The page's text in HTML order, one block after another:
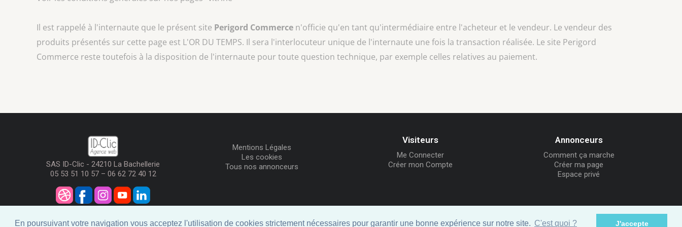
En poursuivant votre navigation vous acceptez l'utilisation de cookies strictement nécessaires pour garantir une bonne expérience sur notre site. C'est quoi ? J'accepte
Il est rappelé à l'internaute que le présent site Perigord Commerce n'officie qu'en tant qu'intermédiaire entre l'acheteur et le vendeur. Le vendeur des
produits présentés sur cette page est L'OR DU TEMPS. Il sera l'interlocuteur unique de l'internaute une fois la transaction réalisée. Le site Perigord
Commerce reste toutefois à la disposition de l'internaute pour toute question technique, par exemple celles relatives au paiement.
SAS ID-Clic - 24210 La Bachellerie
05 53 51 10 57 – 06 62 72 40 12
Mentions Légales
Les cookies
Tous nos annonceurs
Visiteurs
Me Connecter
Créer mon Compte
Annonceurs
Comment ça marche
Créer ma page
Espace privé